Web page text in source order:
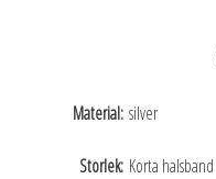
Material silver
Storlek Korta halsband